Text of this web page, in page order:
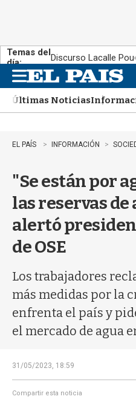
Temas del
día:
Discurso Lacalle Pou
n
uÚltimas Noticias
EL PAÍS INFORMACIÓN
"Se están por
las reservas de
alertó
de OSE
Los trabajadores
más medidas por la
enfrenta el país y
el mercado de agua
31/05/2023, 18:59
Compartir esta noticia